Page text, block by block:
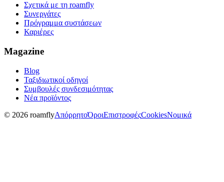
Σχετικά με τη roamfly
Συνεργάτες
Πρόγραμμα συστάσεων
Καριέρες
Magazine
Blog
Ταξιδιωτικοί οδηγοί
Συμβουλές συνδεσιμότητας
Νέα προϊόντος
© 2026 roamflyΑπόρρητοΌροιΕπιστροφέςCookiesΝομικά